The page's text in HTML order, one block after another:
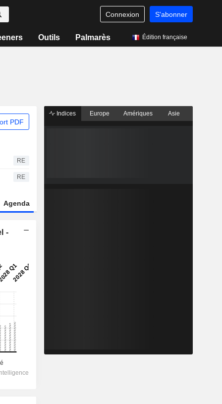
Connexion S'abonner
Outils Palmarès Édition française
PDF
RE
RE
Agenda
-
Indices Europe Amériques Asie